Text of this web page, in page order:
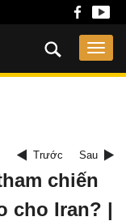
Trước Sau
chiến
cho Iran? |